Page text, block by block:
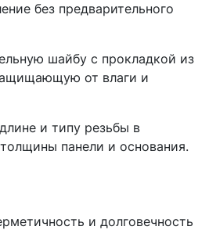
без предварительного
шайбу с прокладкой из
от влаги и
и типу резьбы в
панели и основания.
и долговечность